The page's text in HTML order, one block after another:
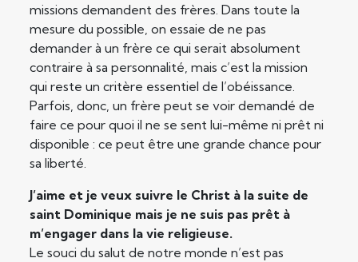
missions demandent des frères. Dans toute la
mesure du possible, on essaie de ne pas
demander à un frère ce qui serait absolument
contraire à sa personnalité, mais c’est la mission
qui reste un critère essentiel de l’obéissance.
Parfois, donc, un frère peut se voir demandé de
faire ce pour quoi il ne se sent lui-même ni prêt ni
disponible : ce peut être une grande chance pour
sa liberté.
J’aime et je veux suivre le Christ à la suite de
saint Dominique mais je ne suis pas prêt à
m’engager dans la vie religieuse.
Le souci du salut de notre monde n’est pas